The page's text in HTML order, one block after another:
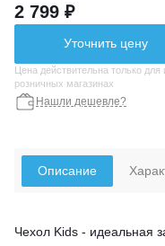
2 799 ₽
Уточнить цену
Цена действительна только
розничных магазинах
Нашли дешевле?
Описание
Чехол Kids - идеальная